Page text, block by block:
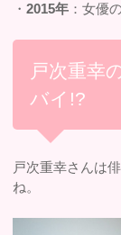
・2015年 ：女優
戸次重幸
バイ!?
戸次重幸さんは
ね。